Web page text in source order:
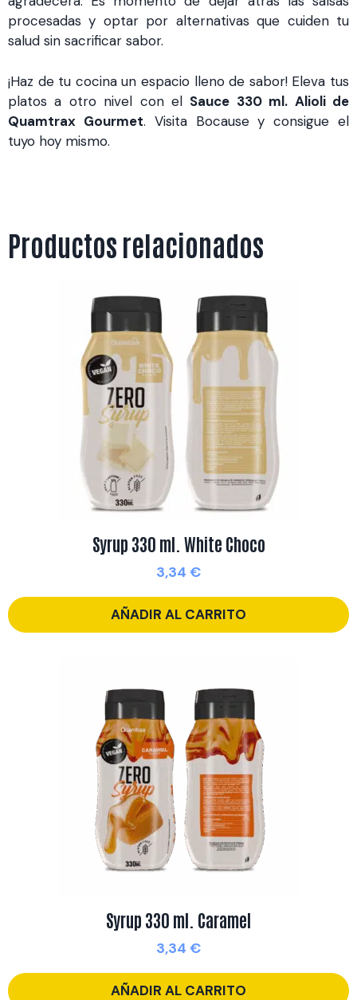
procesadas y optar por alternativas que cuiden tu
salud sin sacrificar sabor.
¡Haz de tu cocina un espacio lleno de sabor! Eleva tus
platos a otro nivel con el Sauce 330 ml. Alioli de
Quamtrax Gourmet. Visita Bocause y consigue el
tuyo hoy mismo.
Productos relacionados
Syrup 330 ml. White Choco
3,34 €
AÑADIR AL CARRITO
Syrup 330 ml. Caramel
3,34 €
AÑADIR AL CARRITO